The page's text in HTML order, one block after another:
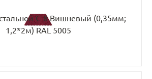
С-8 Вишневый (0,35мм;
1,2*2м) RAL 5005